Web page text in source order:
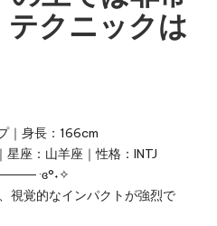
テクニックは
｜身長：166cm
座：山羊座｜性格：INTJ
·ɞ°˖✧
視覚的なインパクトが強烈で